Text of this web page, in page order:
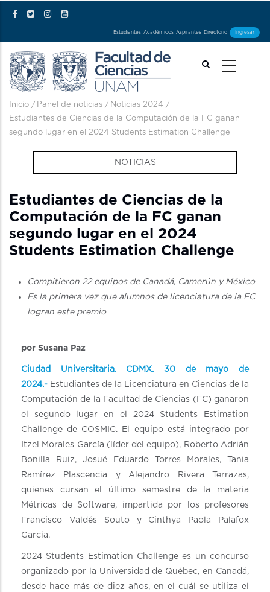
Ingresar
Directorio
Aspirantes
Académicos
Estudiantes
Ruta de navegación
Inicio / Panel de noticias / Noticias 2024 /
Estudiantes de Ciencias de la Computación de la FC ganan
segundo lugar en el 2024 Students Estimation Challenge
NOTICIAS
Estudiantes de Ciencias de la
Computación de la FC ganan
segundo lugar en el 2024
Students Estimation Challenge
Compitieron 22 equipos de Canadá, Camerún y México
Es la primera vez que alumnos de licenciatura de la FC
logran este premio
por Susana Paz
Ciudad Universitaria. CDMX. 30 de mayo de
2024.- Estudiantes de la Licenciatura en Ciencias de la
Computación de la Facultad de Ciencias (FC) ganaron
el segundo lugar en el 2024 Students Estimation
Challenge de COSMIC. El equipo está integrado por
Itzel Morales García (líder del equipo), Roberto Adrián
Bonilla Ruiz, Josué Eduardo Torres Morales, Tania
Ramírez Plascencia y Alejandro Rivera Terrazas,
quienes cursan el último semestre de la materia
Métricas de Software, impartida por los profesores
Francisco Valdés Souto y Cinthya Paola Palafox
García.
2024 Students Estimation Challenge es un concurso
organizado por la Universidad de Québec, en Canadá,
desde hace más de diez años, en el cuál se utiliza el